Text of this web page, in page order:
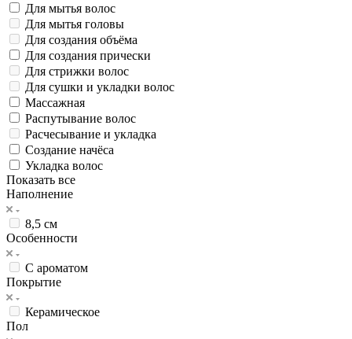
Для мытья волос
Для мытья головы
Для создания объёма
Для создания прически
Для стрижки волос
Для сушки и укладки волос
Массажная
Распутывание волос
Расчесывание и укладка
Создание начёса
Укладка волос
Показать все
Наполнение
8,5 см
Особенности
С ароматом
Покрытие
Керамическое
Пол